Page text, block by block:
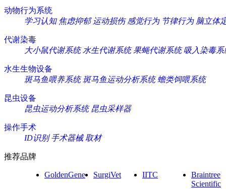
动物行为系统
学习认知 焦虑抑郁 运动损伤 感觉行为 节律行为 脑立体
代谢染毒
大小鼠代谢系统 水生代谢系统 果蝇代谢系统 吸入染毒系
水生生物设备
斑马鱼喂养系统 斑马鱼运动分析系统 蟾类饲喂系统
昆虫设备
昆虫运动分析系统 昆虫采样器
操作手术
ID识别 手术器械 取材
推荐品牌
GoldenGene SurgiVet IITC
Braintree
Scientific